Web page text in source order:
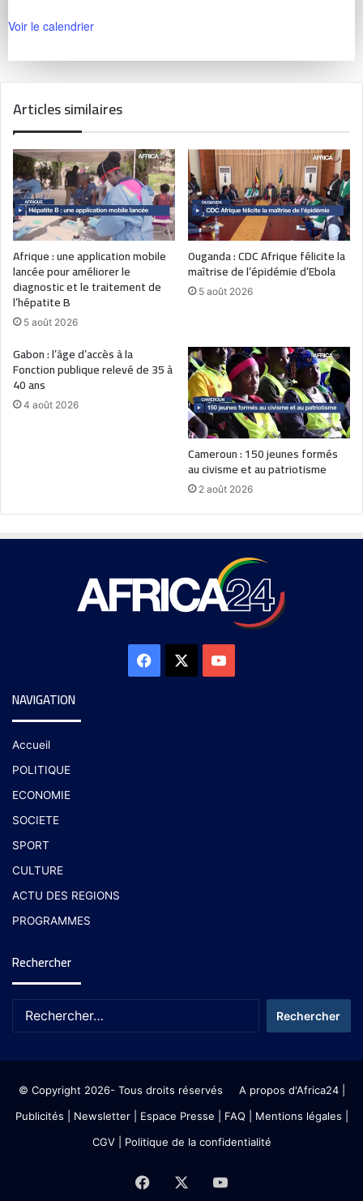
Voir le calendrier
Articles similaires
Afrique : une application mobile
lancée pour améliorer le
diagnostic et le traitement de
l’hépatite B
5 août 2026
Ouganda : CDC Afrique félicite la
maîtrise de l’épidémie d’Ebola
5 août 2026
Gabon : l’âge d’accès à la
Fonction publique relevé de 35 à
40 ans
4 août 2026
Cameroun : 150 jeunes formés
au civisme et au patriotisme
2 août 2026
NAVIGATION
Accueil
POLITIQUE
ECONOMIE
SOCIETE
SPORT
CULTURE
ACTU DES REGIONS
PROGRAMMES
Rechercher
© Copyright 2026- Tous droits réservés A propos d'Africa24|
Publicités
Newsletter| Espace Presse | FAQ | Mentions légales
CGV| Politique de la confidentialité